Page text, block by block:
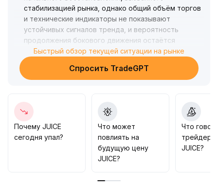
стабилизацией рынка, однако общий объём торгов
и технические индикаторы не показывают
устойчивых сигналов тренда, и вероятность
продолжения бокового движения остаётся
высокой.
В краткосрочной перспективе рекомендуется
сохранять выжидательную позицию, уделяя
выше или ниже этих границ стоит рассмотреть
работу по тренду
Для средне- и долгосрочного направления
необходимы подтверждающие данные по
активности на блокчейне и реальному развитию
экосистемы, поэтому не рекомендуется бездумно
сохранять осторожную долю в портфеле и
Быстрый обзор текущей ситуации на рынке
Спросить TradeGPT
Почему JUICE
сегодня упал?
Что может
повлиять на
будущую цену
JUICE?
Что
трейдеры
JUICE?